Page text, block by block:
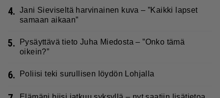
4. Jani Sieviseltä harvinainen kuva – ”Kaikki lapset
samaan aikaan”
5.
Pysäyttävä tieto Juha Miedosta – ”Onko tämä
oikein?”
6. Poliisi teki surullisen löydön Lohjalla